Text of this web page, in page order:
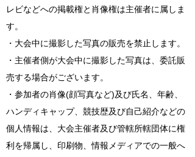
レビなどへの掲載権と肖像権は主催者に属しま
す。
・大会中に撮影した写真の販売を禁止します。
・主催者側が大会中に撮影した写真は、委託販
売する場合がございます。
・参加者の肖像(顔写真など)及び氏名、年齢、
ハンディキャップ、競技歴及び自己紹介などの
個人情報は、大会主催者及び管轄所轄団体に権
利を帰属し、印刷物、情報メディアでの一般へ